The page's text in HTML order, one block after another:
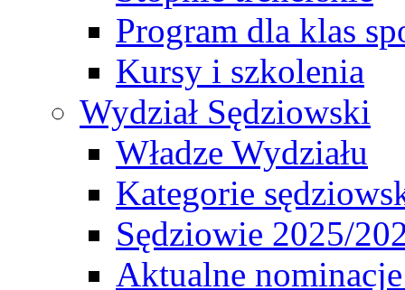
Program dla klas
Kursy i szkolenia
Wydział Sędziowski
Władze Wydziału
Kategorie
Sędziowie 2025/
Aktualne